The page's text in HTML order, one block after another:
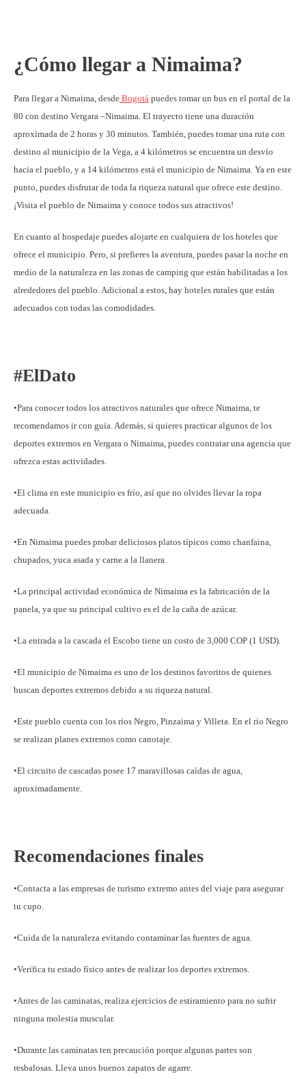
¿Cómo llegar a Nimaima?
Para llegar a Nimaima, desde Bogotá puedes tomar un bus en el portal de la
80 con destino Vergara –Nimaima. El trayecto tiene una duración
aproximada de 2 horas y 30 minutos. También, puedes tomar una ruta con
destino al municipio de la Vega, a 4 kilómetros se encuentra un desvío
hacia el pueblo, y a 14 kilómetros está el municipio de Nimaima. Ya en este
punto, puedes disfrutar de toda la riqueza natural que ofrece este destino.
¡Visita el pueblo de Nimaima y conoce todos sus atractivos!
En cuanto al hospedaje puedes alojarte en cualquiera de los hoteles que
ofrece el municipio. Pero, si prefieres la aventura, puedes pasar la noche en
medio de la naturaleza en las zonas de camping que están habilitadas a los
alrededores del pueblo. Adicional a estos, hay hoteles rurales que están
adecuados con todas las comodidades.
#ElDato
•Para conocer todos los atractivos naturales que ofrece Nimaima, te
recomendamos ir con guía. Además, si quieres practicar algunos de los
deportes extremos en Vergara o Nimaima, puedes contratar una agencia que
ofrezca estas actividades.
•El clima en este municipio es frío, así que no olvides llevar la ropa
adecuada.
•En Nimaima puedes probar deliciosos platos típicos como chanfaina,
chupados, yuca asada y carne a la llanera.
•La principal actividad económica de Nimaima es la fabricación de la
panela, ya que su principal cultivo es el de la caña de azúcar.
•La entrada a la cascada el Escobo tiene un costo de 3,000 COP (1 USD).
•El municipio de Nimaima es uno de los destinos favoritos de quienes
buscan deportes extremos debido a su riqueza natural.
•Este pueblo cuenta con los ríos Negro, Pinzaima y Villeta. En el río Negro
se realizan planes extremos como canotaje.
•El circuito de cascadas posee 17 maravillosas caídas de agua,
aproximadamente.
Recomendaciones finales
•Contacta a las empresas de turismo extremo antes del viaje para asegurar
tu cupo.
•Cuida de la naturaleza evitando contaminar las fuentes de agua.
•Verifica tu estado físico antes de realizar los deportes extremos.
•Antes de las caminatas, realiza ejercicios de estiramiento para no sufrir
ninguna molestia muscular.
•Durante las caminatas ten precaución porque algunas partes son
resbalosas. Lleva unos buenos zapatos de agarre.